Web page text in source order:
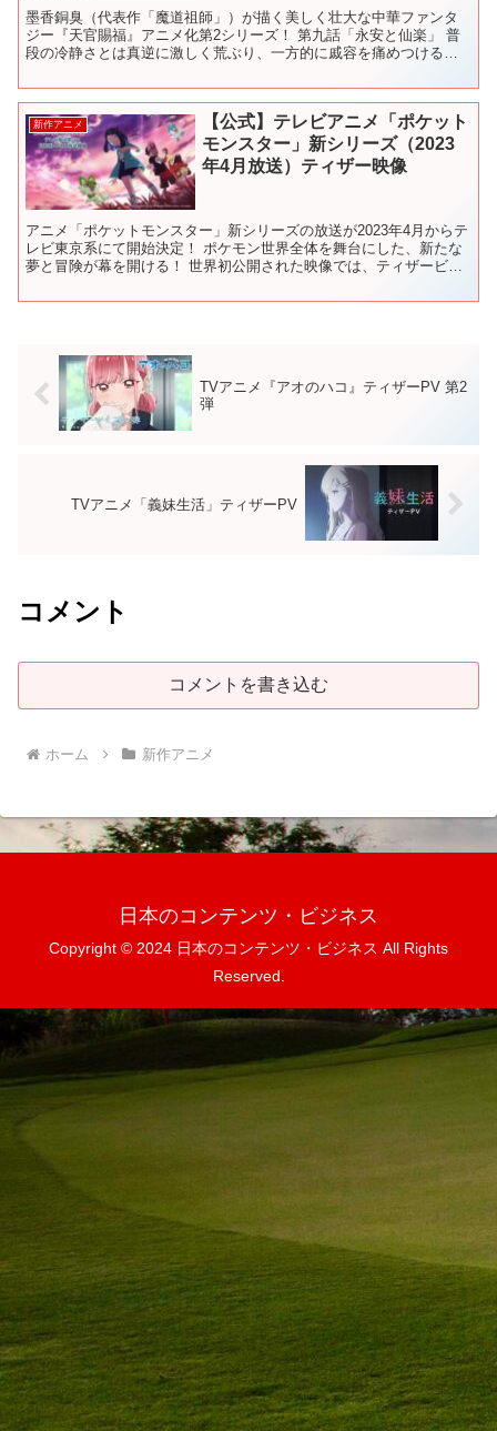
墨香銅臭（代表作「魔道祖師」）が描く美しく壮大な中華ファンタ
ジー『天官賜福』アニメ化第2シリーズ！ 第九話「永安と仙楽」 普
段の冷静さとは真逆に激しく荒ぶり、一方的に戚容を痛めつける花
新作アニメ
【公式】テレビアニメ「ポケット
モンスター」新シリーズ（2023
年4月放送）ティザー映像
アニメ「ポケットモンスター」新シリーズの放送が2023年4月からテ
レビ東京系にて開始決定！ ポケモン世界全体を舞台にした、新たな
夢と冒険が幕を開ける！ 世界初公開された映像では、ティザービジ
TVアニメ『アオのハコ』ティザーPV 第2
弾
TVアニメ「義妹生活」ティザーPV
コメント
コメントを書き込む
ホーム 新作アニメ
日本のコンテンツ・ビジネス
Copyright © 2024 日本のコンテンツ・ビジネス All Rights
Reserved.